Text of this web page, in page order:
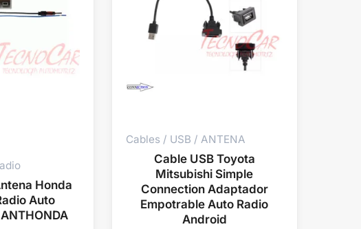
Honda
Auto
Cables / USB / ANTENA
Cable USB Toyota
Mitsubishi Simple
Connection Adaptador
Empotrable Auto Radio
Android